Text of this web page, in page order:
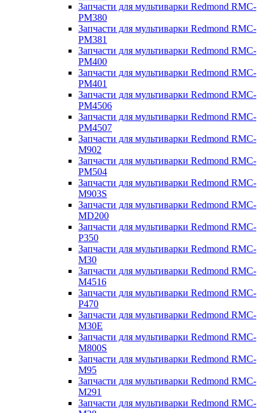
Запчасти для мультиварки Redmond RMC-
PM380
Запчасти для мультиварки Redmond RMC-
PM381
Запчасти для мультиварки Redmond RMC-
PM400
Запчасти для мультиварки Redmond RMC-
PM401
Запчасти для мультиварки Redmond RMC-
PM4506
Запчасти для мультиварки Redmond RMC-
PM4507
Запчасти для мультиварки Redmond RMC-
M902
Запчасти для мультиварки Redmond RMC-
PM504
Запчасти для мультиварки Redmond RMC-
M903S
Запчасти для мультиварки Redmond RMC-
MD200
Запчасти для мультиварки Redmond RMC-
P350
Запчасти для мультиварки Redmond RMC-
M30
Запчасти для мультиварки Redmond RMC-
M4516
Запчасти для мультиварки Redmond RMC-
P470
Запчасти для мультиварки Redmond RMC-
M30E
Запчасти для мультиварки Redmond RMC-
M800S
Запчасти для мультиварки Redmond RMC-
M95
Запчасти для мультиварки Redmond RMC-
M291
Запчасти для мультиварки Redmond RMC-